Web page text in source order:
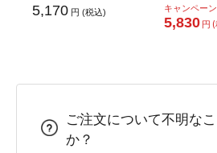
5,170 円 (税込) キャンペー
5,830 円
ご注文について不明な
か？